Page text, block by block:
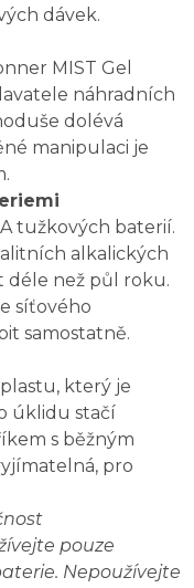
dávek.
MIST Gel
náhradních
dolévá
manipulaci je
tužkových baterií.
alkalických
déle než půl roku.
síťového
samostatně.
který je
úklidu stačí
s běžným
pro
pouze
Nepoužívejte